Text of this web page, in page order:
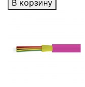
В корзину